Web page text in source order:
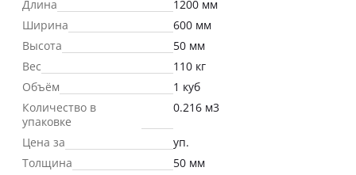
Длина
1200 мм
Ширина
600 мм
Высота
50 мм
Вес
110 кг
Объём
1 куб
Количество в
упаковке
0.216 м3
Цена за
уп.
Толщина
50 мм